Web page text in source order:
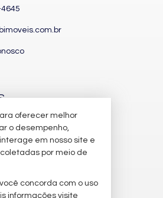
newsletter
financeiros
oferecer melhor
o desempenho,
em nosso site e
por meio de
concorda com o uso
informações visite